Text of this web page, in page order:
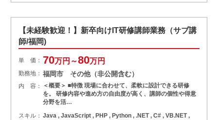
【未経験歓迎！】新卒向けIT研修講師業務（サブ講
師/福岡)
単 価： 70万円～80万円
勤務地： 福岡市 その他（非公開含む）
内 容：
＜概要＞ ■特徴 現場に合わせて、柔軟に設計できる研修
を。 研修内容や進め方の自由度が高く、講師の個性や得意
分野を活…
スキル： Java , JavaScript , PHP , Python , .NET , C# , VB.NET ,